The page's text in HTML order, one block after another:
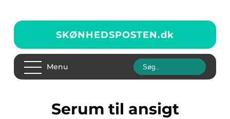
SKØNHEDSPOSTEN.dk
Menu
serum til ansigt